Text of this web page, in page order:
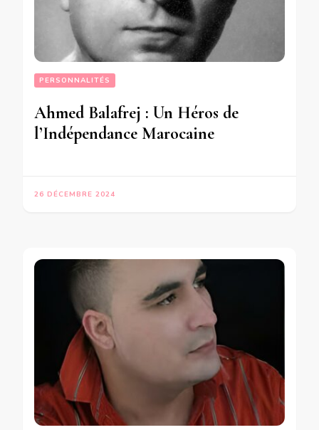
PERSONNALITÉS
Ahmed Balafrej : Un Héros de
l’Indépendance Marocaine
26 DÉCEMBRE 2024